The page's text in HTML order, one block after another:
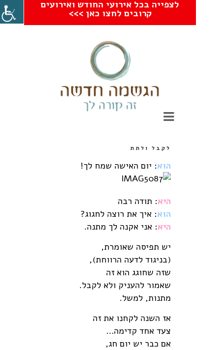
לצפייה בכל אירועי החודש ואירועים
קרובים לחצו כאן >>>
לקבל ולתת
הוא: יום האישה שמח לך!
היא: תודה רבה
הוא: איך את רוצה לחגוג?
היא: אני אקנה לך מתנה.
יש תפיסה שאומרת,
(בניגוד לדעה הרווחת),
שזה שחוגג הוא זה
שאמור להעניק ולא לקבל.
מתנות, למשל.
אז השנה לקחנו את זה
צעד אחד קדימה…
אם כבר יש יום חג,